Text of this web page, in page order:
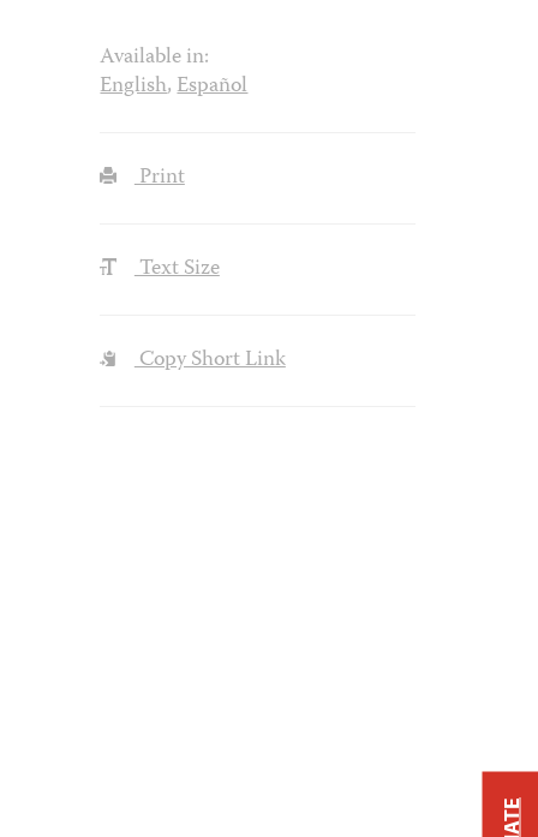
Available in:
English,Español
Print
Text Size
Copy Short Link